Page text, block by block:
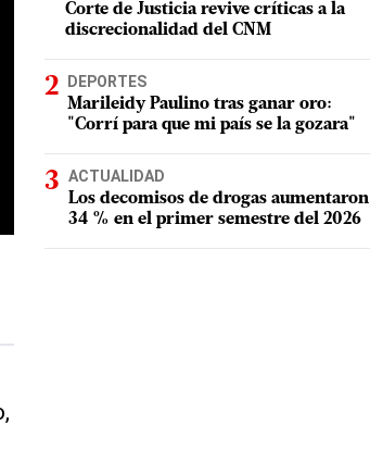
Corte de Justicia revive críticas a la
discrecionalidad del CNM
DEPORTES
Marileidy Paulino tras ganar oro:
"Corrí para que mi país se la gozara"
ACTUALIDAD
Los decomisos de drogas aumentaron
34 % en el primer semestre del 2026